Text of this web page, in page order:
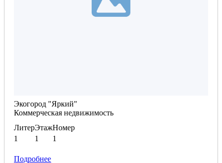
Экогород "Яркий"
Коммерческая недвижимость
Литер
1
Этаж
1
Номер
1
Подробнее